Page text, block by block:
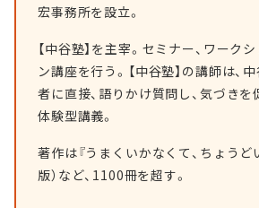
宏事務所を設立。
【中谷塾】を主宰。セミナー、ワーク
ン講座を行う。【中谷塾】の講師は、
者に直接、語りかけ質問し、気づきを
体験型講義。
著作は『うまくいかなくて、ちょうど
版）など、1100冊を超す。